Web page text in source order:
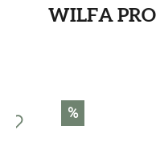
WILFA
Produktgalerie
%